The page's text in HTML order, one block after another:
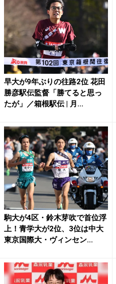
早大が9年ぶりの往路2位 花田
勝彦駅伝監督「勝てると思っ
たが」／箱根駅伝 | 月...
駒大が4区・鈴木芽吹で首位浮
上！青学大が2位、3位は中大
東京国際大・ヴィンセン...